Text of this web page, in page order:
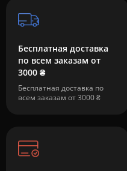
Бесплатная доставка
по всем заказам от
3000 ₴
Бесплатная доставка по
всем заказам от 3000 ₴